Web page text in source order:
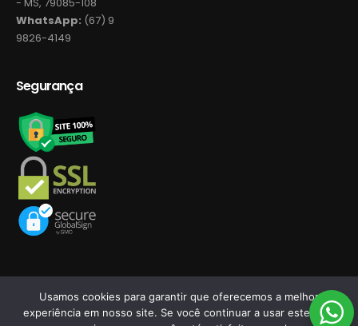
WhatsApp: (67) 9
9826-4149
Segurança
Usamos cookies para garantir que oferecemos a melhor
experiência em nosso site. Se você continuar a usar este site,